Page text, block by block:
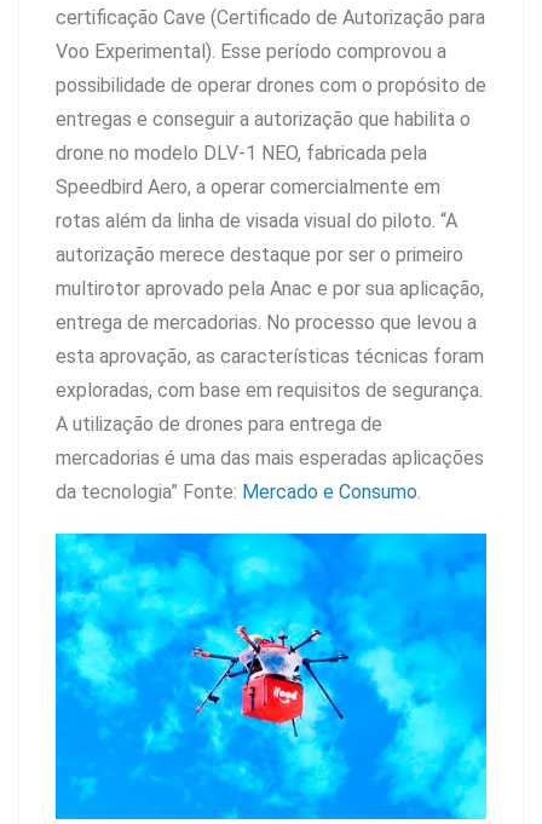
certificação Cave (Certificado de Autorização para
Voo Experimental). Esse período comprovou a
possibilidade de operar drones com o propósito de
entregas e conseguir a autorização que habilita o
drone no modelo DLV-1 NEO, fabricada pela
Speedbird Aero, a operar comercialmente em
rotas além da linha de visada visual do piloto. “A
autorização merece destaque por ser o primeiro
multirotor aprovado pela Anac e por sua aplicação,
entrega de mercadorias. No processo que levou a
esta aprovação, as características técnicas foram
exploradas, com base em requisitos de segurança.
A utilização de drones para entrega de
mercadorias é uma das mais esperadas aplicações
da tecnologia” Fonte: Mercado e Consumo.